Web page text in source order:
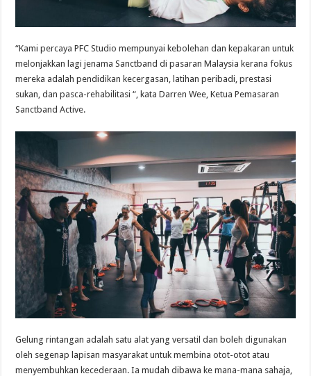
“Kami percaya PFC Studio mempunyai kebolehan dan kepakaran untuk
melonjakkan lagi jenama Sanctband di pasaran Malaysia kerana fokus
mereka adalah pendidikan kecergasan, latihan peribadi, prestasi
sukan, dan pasca-rehabilitasi “, kata Darren Wee, Ketua Pemasaran
Sanctband Active.
Gelung rintangan adalah satu alat yang versatil dan boleh digunakan
oleh segenap lapisan masyarakat untuk membina otot-otot atau
menyembuhkan kecederaan. Ia mudah dibawa ke mana-mana sahaja,